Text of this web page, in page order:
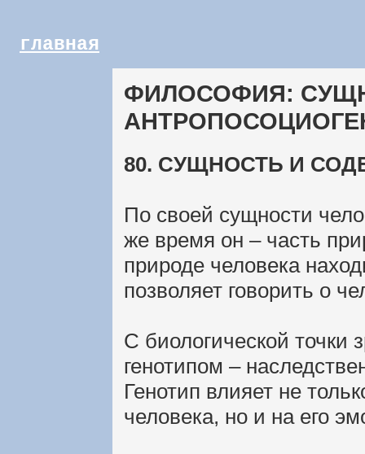
главная
ФИЛОСОФИЯ:
80. СУЩНОСТЬ И
По своей сущности
же время он – часть
природе человека
позволяет говорить о
С биологической точки
генотипом –
Генотип влияет не
человека, но и на его